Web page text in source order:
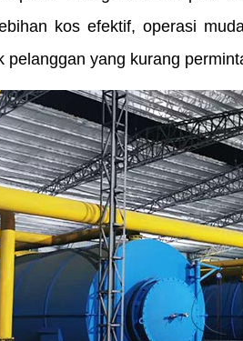
kos efektif, operasi
pelanggan yang kurang